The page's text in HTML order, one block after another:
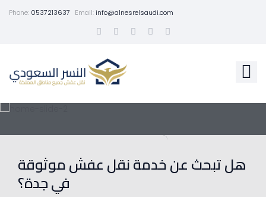
Phone: 0537213637 Email:info@alnesrelsaudi.com
هل تبحث عن خدمة نقل عفش موثوقة
في جدة؟